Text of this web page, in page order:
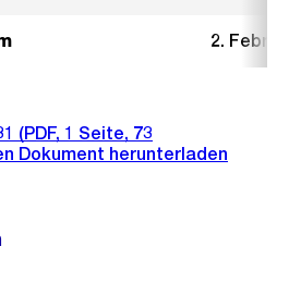
2.
(PDF, 1 Seite, 73
Dokument herunterladen